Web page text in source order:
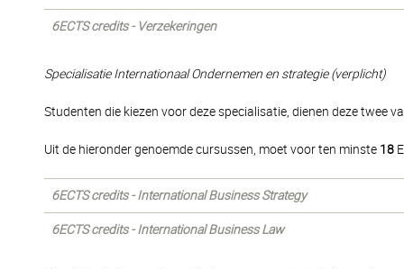
6ECTS credits - Verzekeringen
Specialisatie Internationaal Ondernemen en strategie (verplicht)
Studenten die kiezen voor deze specialisatie, dienen deze twee
Uit de hieronder genoemde cursussen, moet voor ten minste 18
6ECTS credits - International Business Strategy
6ECTS credits - International Business Law